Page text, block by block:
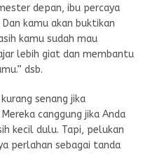
depan, ibu percaya
kamu akan buktikan
kamu sudah mau
lebih giat dan membantu
dsb.
senang jika
canggung jika Anda
kecil dulu. Tapi, pelukan
perlahan sebagai tanda